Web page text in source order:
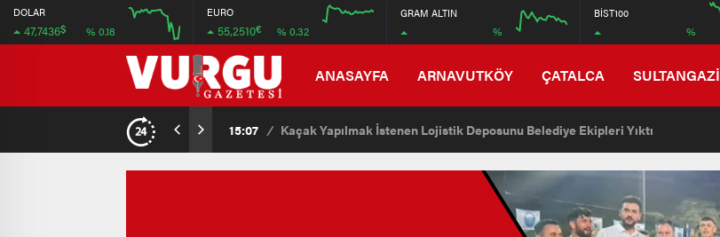
DOLAR
47,7436$ % 0.18
12:00 16:00
47.692
EURO
55,2510€ % 0.32
54.72
GRAM ALTIN
%
6550
BİST100
%
ANASAYFA ARNAVUTKÖY ÇATALCA SULTANGAZİ
15:07 / Kaçak Yapılmak İstenen Lojistik Deposunu Belediye Ekipleri Yıktı